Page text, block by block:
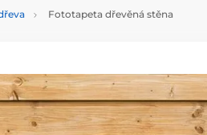
Fototapeta dřevěná stěna